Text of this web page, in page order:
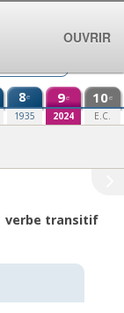
8e
1935
9e
2024
10e
E.C.
verbe transitif
OUVRIR